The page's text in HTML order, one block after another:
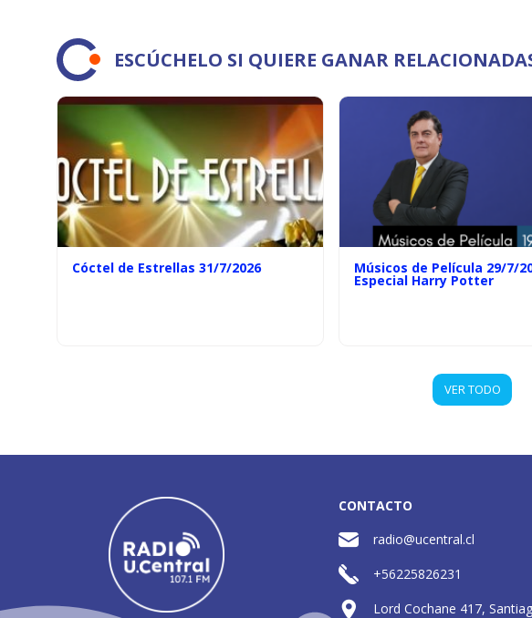
ESCÚCHELO SI QUIERE GANAR
Cóctel de Estrellas 31/7/2026 Músicos de Película 29/7/
Especial Harry Potter
VER TODO
CONTACTO
radio@ucentral.cl
+56225826231
Lord Cochane 417,